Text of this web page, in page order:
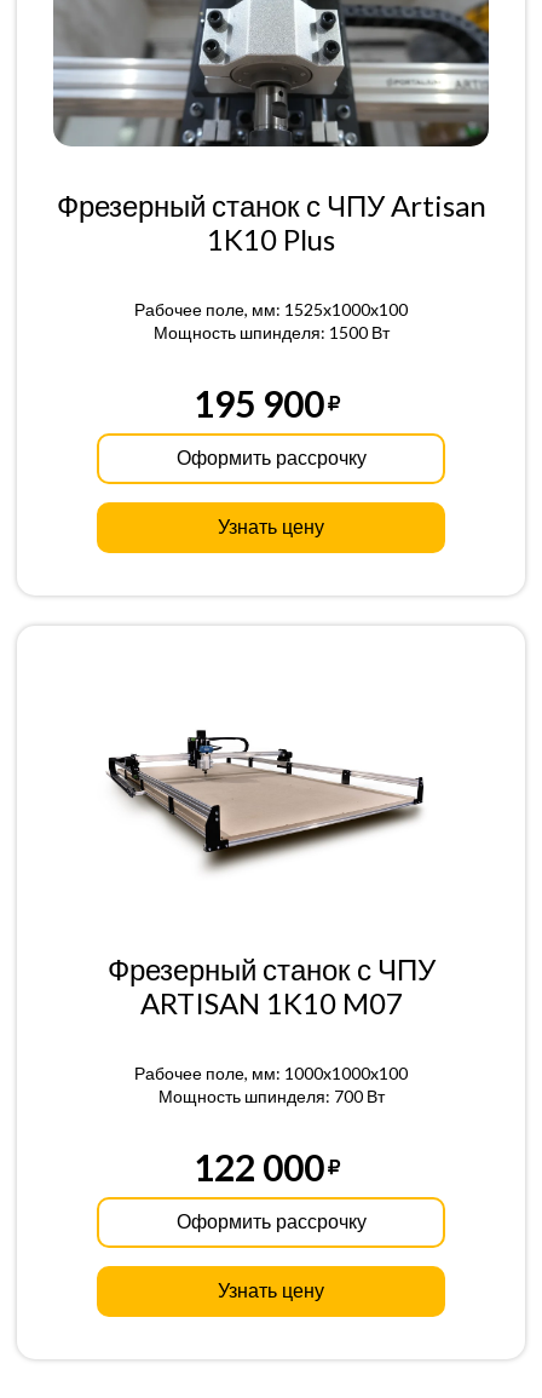
Фрезерный станок с ЧПУ Artisan
1K10 Plus
Рабочее поле, мм: 1525x1000x100
Мощность шпинделя: 1500 Вт
195 900
Оформить рассрочку
Узнать цену
Фрезерный станок с ЧПУ
ARTISAN 1K10 M07
Рабочее поле, мм: 1000x1000x100
Мощность шпинделя: 700 Вт
122 000
Оформить рассрочку
Узнать цену